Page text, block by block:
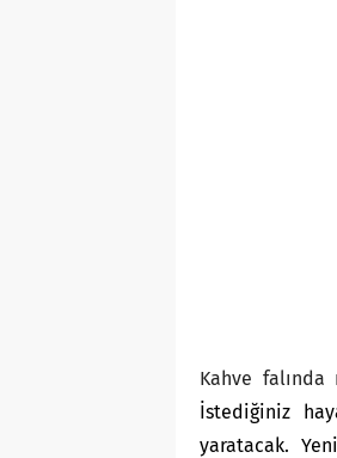
Kahve falında
İstediğiniz
yaratacak.